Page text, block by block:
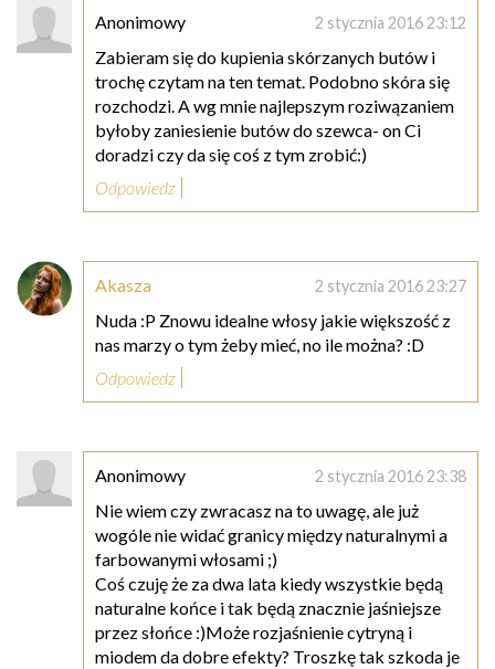
Anonimowy 2 stycznia 2016 23:12
Zabieram się do kupienia skórzanych butów i
trochę czytam na ten temat. Podobno skóra się
rozchodzi. A wg mnie najlepszym roziwązaniem
byłoby zaniesienie butów do szewca- on Ci
doradzi czy da się coś z tym zrobić:)
Odpowiedz
Akasza 2 stycznia 2016 23:27
Nuda :P Znowu idealne włosy jakie większość z
nas marzy o tym żeby mieć, no ile można? :D
Odpowiedz
Anonimowy 2 stycznia 2016 23:38
Nie wiem czy zwracasz na to uwagę, ale już
wogóle nie widać granicy między naturalnymi a
farbowanymi włosami ;)
Coś czuję że za dwa lata kiedy wszystkie będą
naturalne końce i tak będą znacznie jaśniejsze
przez słońce :)Może rozjaśnienie cytryną i
miodem da dobre efekty? Troszkę tak szkoda je